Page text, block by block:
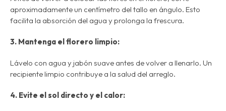
aproximadamente un centímetro del tallo en ángulo. Esto
facilita la absorción del agua y prolonga la frescura.
3. Mantenga el florero limpio:
Lávelo con agua y jabón suave antes de volver a llenarlo. Un
recipiente limpio contribuye a la salud del arreglo.
4. Evite el sol directo y el calor: